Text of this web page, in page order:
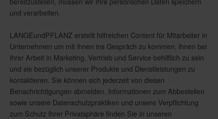
und verarbeiten.
LANGEundPFLANZ erstellt hilfreichen Content für Mitarbeiter in
Unternehmen um mit ihnen ins Gespräch zu kommen, ihnen bei
ihrer Arbeit in Marketing, Vertrieb und Service behilflich zu sein
und sie bezüglich unserer Produkte und Dienstleistungen zu
kontaktieren. Sie können sich jederzeit von diesen
Benachrichtigungen abmelden. Informationen zum Abbestellen
sowie unsere Datenschutzpraktiken und unsere Verpflichtung
zum Schutz Ihrer Privatsphäre finden Sie in unseren